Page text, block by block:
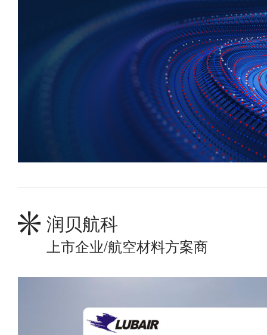
润贝航科
上市企业/航空材料方案商